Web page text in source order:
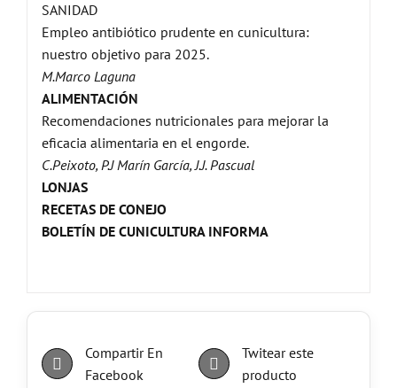
SANIDAD
Empleo antibiótico prudente en cunicultura:
nuestro objetivo para 2025.
M.Marco Laguna
ALIMENTACIÓN
Recomendaciones nutricionales para mejorar la
eficacia alimentaria en el engorde.
C.Peixoto, P.J Marín García, J.J. Pascual
LONJAS
RECETAS DE CONEJO
BOLETÍN DE CUNICULTURA INFORMA
Compartir En
Facebook
Twitear este
producto